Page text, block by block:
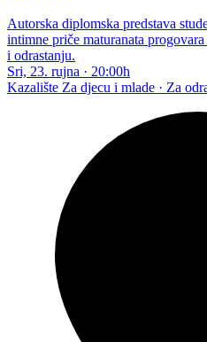
Autorska diplomska predstava
intimne priče maturanata
i odrastanju.
Sri, 23. rujna · 20:00h
Kazalište Za djecu i mlade · Za